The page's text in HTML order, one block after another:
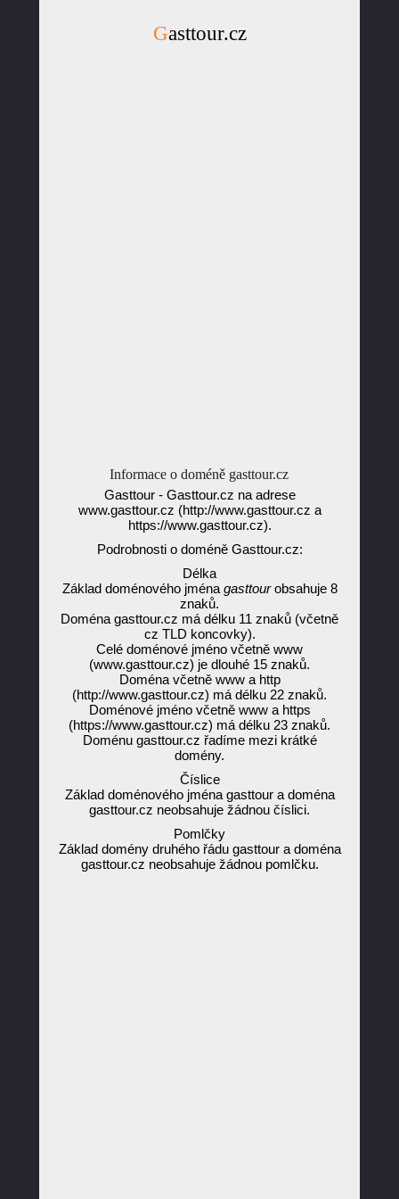
Gasttour.cz
Informace o doméně gasttour.cz
Gasttour - Gasttour.cz na adrese
www.gasttour.cz (http://www.gasttour.cz a
https://www.gasttour.cz).
Podrobnosti o doméně Gasttour.cz:
Délka
Základ doménového jména gasttourobsahuje 8
znaků.
Doména gasttour.cz má délku 11 znaků (včetně
cz TLD koncovky).
Celé doménové jméno včetně www
(www.gasttour.cz) je dlouhé 15 znaků.
Doména včetně www a http
(http://www.gasttour.cz) má délku 22 znaků.
Doménové jméno včetně www a https
(https://www.gasttour.cz) má délku 23 znaků.
Doménu gasttour.cz řadíme mezi krátké
domény.
Číslice
Základ doménového jména gasttour a doména
gasttour.cz neobsahuje žádnou číslici.
Pomlčky
Základ domény druhého řádu gasttour a doména
gasttour.cz neobsahuje žádnou pomlčku.